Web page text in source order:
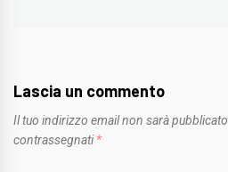
Lascia un commento
Il tuo indirizzo email non sarà pubblicato.
contrassegnati *